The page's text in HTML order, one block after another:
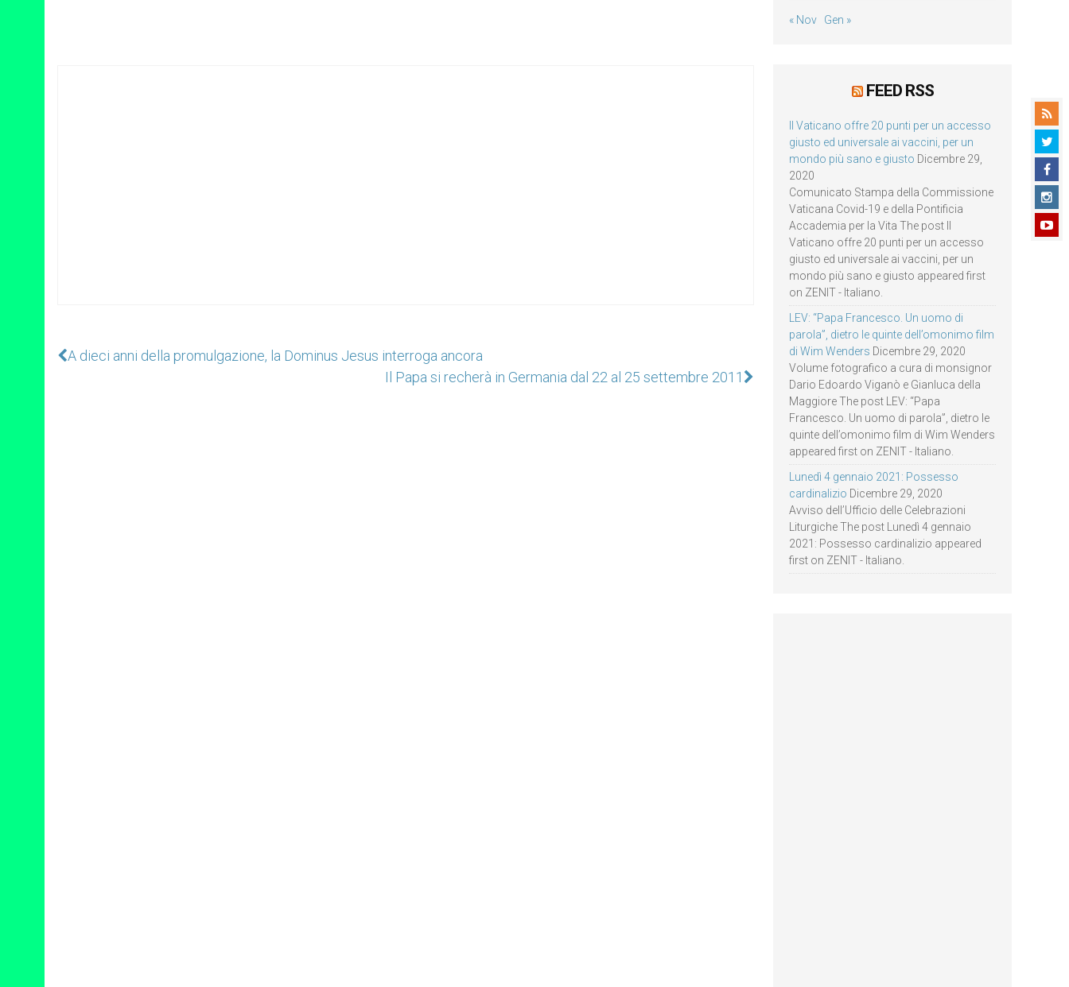
A dieci anni della promulgazione, la Dominus Jesus interroga ancora
Il Papa si recherà in Germania dal 22 al 25 settembre 2011
« Nov Gen »
FEED RSS
Il Vaticano offre 20 punti per un accesso
giusto ed universale ai vaccini, per un
mondo più sano e giusto Dicembre 29,
2020
Comunicato Stampa della Commissione
Vaticana Covid-19 e della Pontificia
Accademia per la Vita The post Il
Vaticano offre 20 punti per un accesso
giusto ed universale ai vaccini, per un
mondo più sano e giusto appeared first
on ZENIT - Italiano.
LEV: “Papa Francesco. Un uomo di
parola”, dietro le quinte dell’omonimo film
di Wim Wenders Dicembre 29, 2020
Volume fotografico a cura di monsignor
Dario Edoardo Viganò e Gianluca della
Maggiore The post LEV: “Papa
Francesco. Un uomo di parola”, dietro le
quinte dell’omonimo film di Wim Wenders
appeared first on ZENIT - Italiano.
Lunedì 4 gennaio 2021: Possesso
cardinalizio Dicembre 29, 2020
Avviso dell’Ufficio delle Celebrazioni
Liturgiche The post Lunedì 4 gennaio
2021: Possesso cardinalizio appeared
first on ZENIT - Italiano.